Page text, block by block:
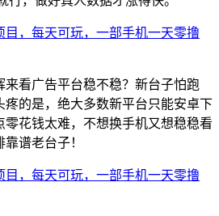
看广告平台稳不稳？新台子怕跑
疼的是，绝大多数新平台只能安卓下
花钱太难，不想换手机又想稳稳看
谱老台子！